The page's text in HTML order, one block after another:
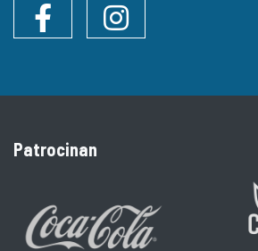
Instagram
Patrocinan